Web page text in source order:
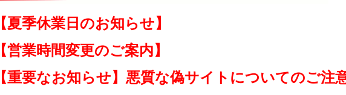
【夏季休業日のお知らせ】
【営業時間変更のご案内】
【重要なお知らせ】悪質な偽サイトについてのご注